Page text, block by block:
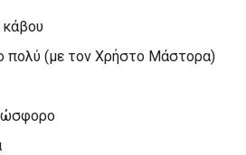
πολύ (με τον Χρήστο Μάστορα)